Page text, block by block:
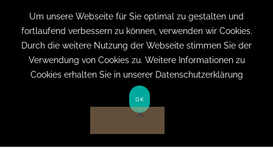
+49 (0) 151 19079060 info@privatpraxis-
bertram.de
Anmelden auf Website
Um unsere Webseite für Sie optimal zu gestalten und
fortlaufend verbessern zu können, verwenden wir Cookies.
Durch die weitere Nutzung der Webseite stimmen Sie der
Verwendung von Cookies zu. Weitere Informationen zu
Cookies erhalten Sie in unserer Datenschutzerklärung
OK